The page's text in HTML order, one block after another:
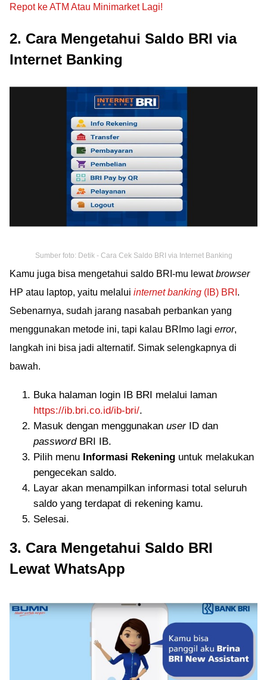
Repot ke ATM Atau Minimarket Lagi!
2. Cara Mengetahui Saldo BRI via
Internet Banking
Sumber foto: Detik - Cara Cek Saldo BRI via Internet Banking
Kamu juga bisa mengetahui saldo BRI-mu lewatbrowser
HP atau laptop, yaitu melalui internet banking (IB) BRI .
Sebenarnya, sudah jarang nasabah perbankan yang
menggunakan metode ini, tapi kalau BRImo lagi error,
langkah ini bisa jadi alternatif. Simak selengkapnya di
bawah.
Buka halaman login IB BRI melalui laman
https://ib.bri.co.id/ib-bri/.
Masuk dengan menggunakan userID dan
passwordBRI IB.
Pilih menu Informasi Rekening untuk melakukan
pengecekan saldo.
Layar akan menampilkan informasi total seluruh
saldo yang terdapat di rekening kamu.
Selesai.
3. Cara Mengetahui Saldo BRI
Lewat WhatsApp